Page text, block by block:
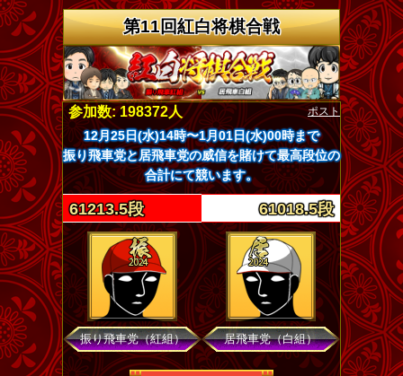
第11回紅白将棋合戦
ポスト
参加数: 198372人
12月25日(水)14時〜1月01日(水)00時まで
振り飛車党と居飛車党の威信を賭けて最高段位の
合計にて競います。
61213.5段 61018.5段
振り飛車党（紅組） 居飛車党（白組）